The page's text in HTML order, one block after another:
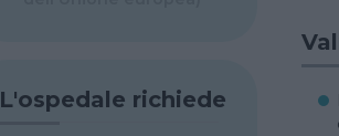
L'ospedale richiede